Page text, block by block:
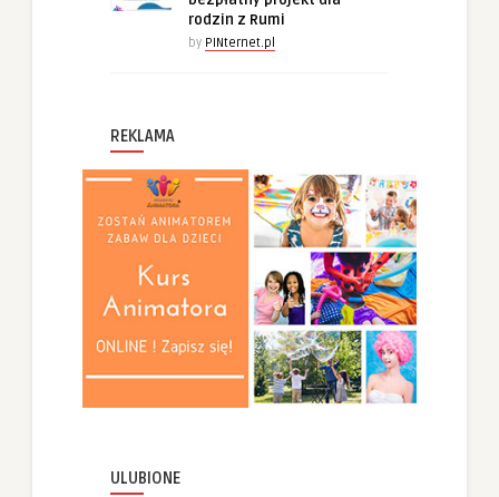
rodzin z Rumi
by PINternet.pl
REKLAMA
ULUBIONE